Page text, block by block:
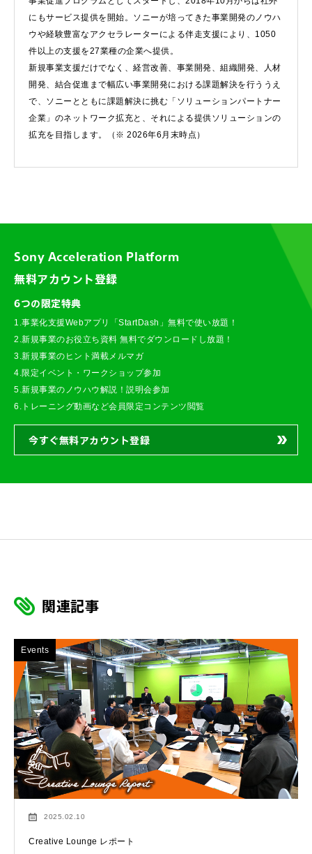
にもサービス提供を開始。ソニーが培ってきた事業開発のノウハ
ウや経験豊富なアクセラレーターによる伴走支援により、1050
件以上の支援を27業種の企業へ提供。
新規事業支援だけでなく、経営改善、事業開発、組織開発、人材
開発、結合促進まで幅広い事業開発における課題解決を行ううえ
で、ソニーとともに課題解決に挑む「ソリューションパートナー
企業」のネットワーク拡充と、それによる提供ソリューションの
拡充を目指します。（※ 2026年6月末時点）
Sony Acceleration Platform
無料アカウント登録
6つの限定特典
1.事業化支援Webアプリ「StartDash」無料で使い放題！
2.新規事業のお役立ち資料 無料でダウンロードし放題！
3.新規事業のヒント満載メルマガ
4.限定イベント・ワークショップ参加
5.新規事業のノウハウ解説！説明会参加
6.トレーニング動画など会員限定コンテンツ閲覧
今すぐ無料アカウント登録
関連記事
Events
2025.02.10
Creative Lounge レポート